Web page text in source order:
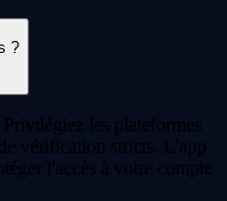
?
les plateformes
vérification stricts. L'app
l'accès à votre compte